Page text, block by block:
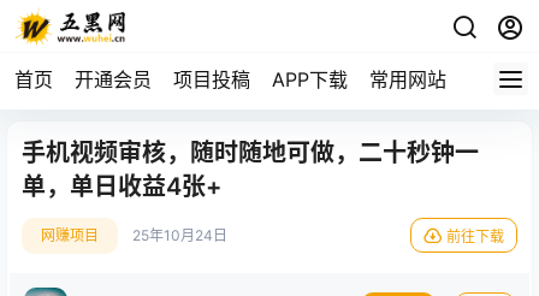
首页 开通会员 项目投稿 APP下载 常用网站
手机视频审核，随时随地可做，二十秒钟一
单，单日收益4张+
网赚项目 25年10月24日 前往下载